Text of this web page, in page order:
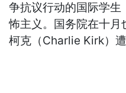
争抗议行动的国际学生
怖主义。国务院在十月
柯克（Charlie Kirk）遭